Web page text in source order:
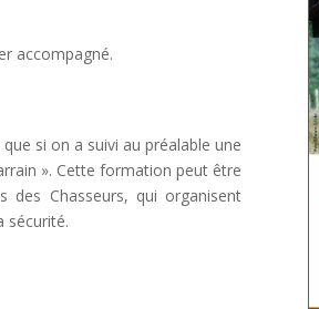
accompagné.
si on a suivi au préalable une
». Cette formation peut être
Chasseurs, qui organisent
sécurité.